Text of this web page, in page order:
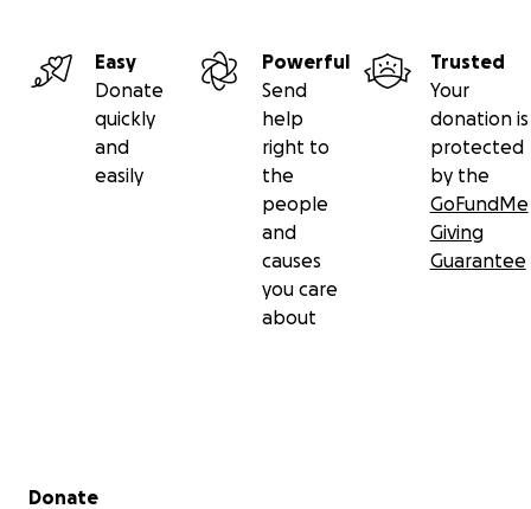
Easy
Donate
quickly
and
easily
Powerful
Send
help
right to
the
people
and
causes
you care
about
Trusted
Your
donation is
protected
by the
GoFundMe
Giving
Guarantee
Secondary menu
Donate